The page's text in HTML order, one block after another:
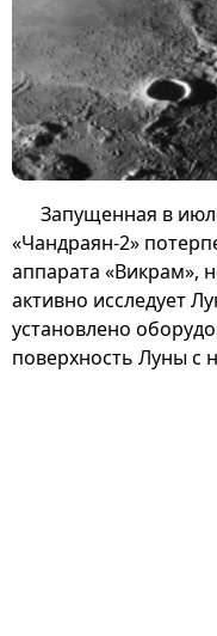
Запущенная в
«Чандраян-2»
аппарата «Викрам»,
активно исследует
установлено
поверхность Луны с